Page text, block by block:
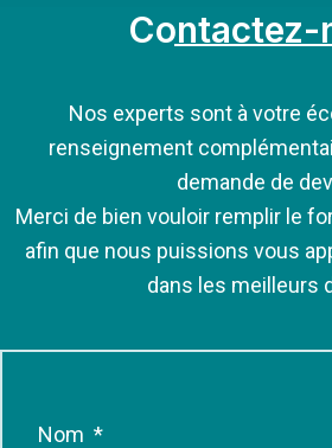
Contactez-
Nos experts sont à votre
renseignement
demande de
Merci de bien vouloir remplir le
afin que nous puissions vous
dans les meilleurs
Nom